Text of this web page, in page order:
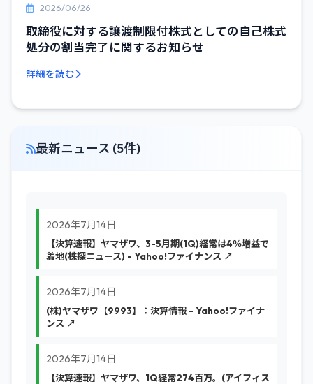
2026/06/26
取締役に対する譲渡制限付株式としての自己株式
処分の割当完了に関するお知らせ
詳細を読む
最新ニュース (5件)
2026年7月14日
【決算速報】ヤマザワ、3-5月期(1Q)経常は4％増益で
着地(株探ニュース) - Yahoo!ファイナンス ↗
2026年7月14日
(株)ヤマザワ【9993】：決算情報 - Yahoo!ファイナ
ンス ↗
2026年7月14日
【決算速報】ヤマザワ、1Q経常274百万。(アイフィス